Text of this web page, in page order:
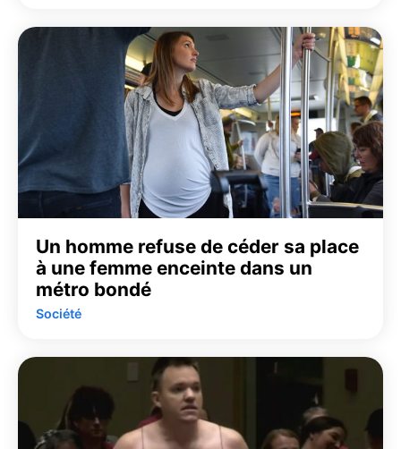
Un homme refuse de céder sa place
à une femme enceinte dans un
métro bondé
Société